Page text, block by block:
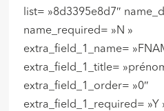
list= »8d3395e8d7″
name_required= »N »
extra_field_1_name=
extra_field_1_title=
extra_field_1_order= »0″
extra_field_1_required= »Y